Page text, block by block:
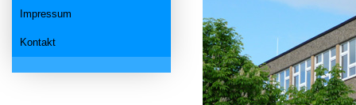
Impressum
Kontakt